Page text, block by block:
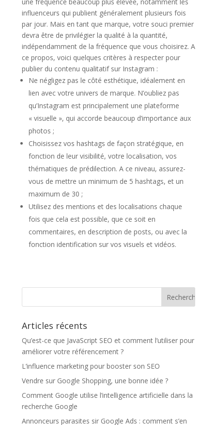
influenceurs qui publient généralement plusieurs fois
par jour. Mais en tant que marque, votre souci premier
devra être de privilégier la qualité à la quantité,
indépendamment de la fréquence que vous choisirez. A
ce propos, voici quelques critères à respecter pour
publier du contenu qualitatif sur Instagram :
Ne négligez pas le côté esthétique, idéalement en
lien avec votre univers de marque. N’oubliez pas
qu’Instagram est principalement une plateforme
« visuelle », qui accorde beaucoup d’importance aux
photos ;
Choisissez vos hashtags de façon stratégique, en
fonction de leur visibilité, votre localisation, vos
thématiques de prédilection. A ce niveau, assurez-
vous de mettre un minimum de 5 hashtags, et un
maximum de 30 ;
Utilisez des mentions et des localisations chaque
fois que cela est possible, que ce soit en
commentaires, en description de posts, ou avec la
fonction identification sur vos visuels et vidéos.
Articles récents
Qu’est-ce que JavaScript SEO et comment l’utiliser pour
améliorer votre référencement ?
L’influence marketing pour booster son SEO
Vendre sur Google Shopping, une bonne idée ?
Comment Google utilise l’intelligence artificielle dans la
recherche Google
Annonceurs parasites sir Google Ads : comment s’en